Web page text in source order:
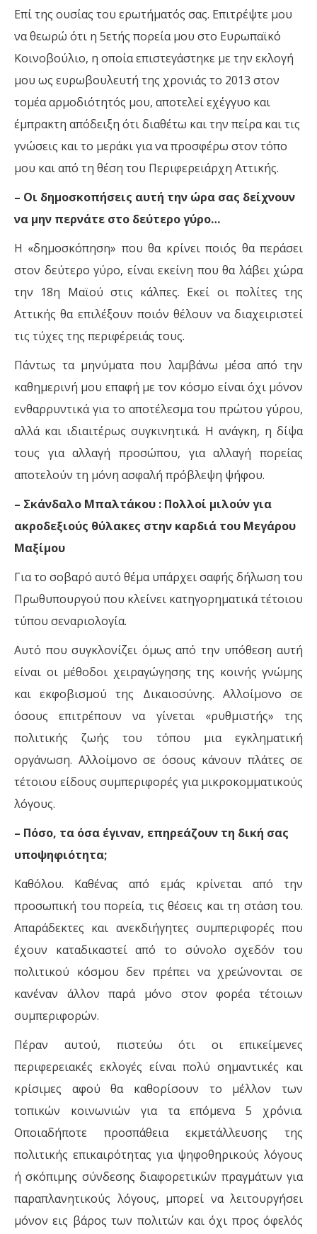
Επί της ουσίας του ερωτήματός σας. Επιτρέψτε μου
να θεωρώ ότι η 5ετής πορεία μου στο Ευρωπαϊκό
Κοινοβούλιο, η οποία επιστεγάστηκε με την εκλογή
μου ως ευρωβουλευτή της χρονιάς το 2013 στον
τομέα αρμοδιότητός μου, αποτελεί εχέγγυο και
έμπρακτη απόδειξη ότι διαθέτω και την πείρα και τις
γνώσεις και το μεράκι για να προσφέρω στον τόπο
μου και από τη θέση του Περιφερειάρχη Αττικής.
– Οι δημοσκοπήσεις αυτή την ώρα σας δείχνουν
να μην περνάτε στο δεύτερο γύρο…
Η «δημοσκόπηση» που θα κρίνει ποιός θα περάσει
στον δεύτερο γύρο, είναι εκείνη που θα λάβει χώρα
την 18η Μαϊού στις κάλπες. Εκεί οι πολίτες της
Αττικής θα επιλέξουν ποιόν θέλουν να διαχειριστεί
τις τύχες της περιφέρειάς τους.
Πάντως τα μηνύματα που λαμβάνω μέσα από την
καθημερινή μου επαφή με τον κόσμο είναι όχι μόνον
ενθαρρυντικά για το αποτέλεσμα του πρώτου γύρου,
αλλά και ιδιαιτέρως συγκινητικά. Η ανάγκη, η δίψα
τους για αλλαγή προσώπου, για αλλαγή πορείας
αποτελούν τη μόνη ασφαλή πρόβλεψη ψήφου.
– Σκάνδαλο Μπαλτάκου : Πολλοί μιλούν για
ακροδεξιούς θύλακες στην καρδιά του Μεγάρου
Μαξίμου
Για το σοβαρό αυτό θέμα υπάρχει σαφής δήλωση του
Πρωθυπουργού που κλείνει κατηγορηματικά τέτοιου
τύπου σεναριολογία.
Αυτό που συγκλονίζει όμως από την υπόθεση αυτή
είναι οι μέθοδοι χειραγώγησης της κοινής γνώμης
και εκφοβισμού της Δικαιοσύνης. Αλλοίμονο σε
όσους επιτρέπουν να γίνεται «ρυθμιστής» της
πολιτικής ζωής του τόπου μια εγκληματική
οργάνωση. Αλλοίμονο σε όσους κάνουν πλάτες σε
τέτοιου είδους συμπεριφορές για μικροκομματικούς
λόγους.
– Πόσο, τα όσα έγιναν, επηρεάζουν τη δική σας
υποψηφιότητα;
Καθόλου. Καθένας από εμάς κρίνεται από την
προσωπική του πορεία, τις θέσεις και τη στάση του.
Απαράδεκτες και ανεκδιήγητες συμπεριφορές που
έχουν καταδικαστεί από το σύνολο σχεδόν του
πολιτικού κόσμου δεν πρέπει να χρεώνονται σε
κανέναν άλλον παρά μόνο στον φορέα τέτοιων
συμπεριφορών.
Πέραν αυτού, πιστεύω ότι οι επικείμενες
περιφερειακές εκλογές είναι πολύ σημαντικές και
κρίσιμες αφού θα καθορίσουν το μέλλον των
τοπικών κοινωνιών για τα επόμενα 5 χρόνια.
Οποιαδήποτε προσπάθεια εκμετάλλευσης της
πολιτικής επικαιρότητας για ψηφοθηρικούς λόγους
ή σκόπιμης σύνδεσης διαφορετικών πραγμάτων για
παραπλανητικούς λόγους, μπορεί να λειτουργήσει
μόνον εις βάρος των πολιτών και όχι προς όφελός